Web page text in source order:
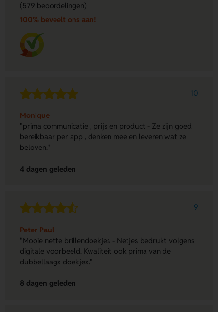
(579 beoordelingen)
100% beveelt ons aan!
10
Monique
"prima communicatie , prijs en product - Ze zijn goed
bereikbaar per app , denken mee en leveren wat ze
beloven."
4 dagen geleden
9
Peter Paul
"Mooie nette brillendoekjes - Netjes bedrukt volgens
digitale voorbeeld. Kwaliteit ook prima van de
dubbellaags doekjes."
8 dagen geleden